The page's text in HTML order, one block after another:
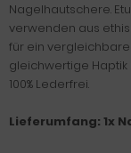
Nagelhautschere.
verwenden aus
für ein
gleichwertige Haptik
100% Lederfrei.
Lieferumfang: 1x